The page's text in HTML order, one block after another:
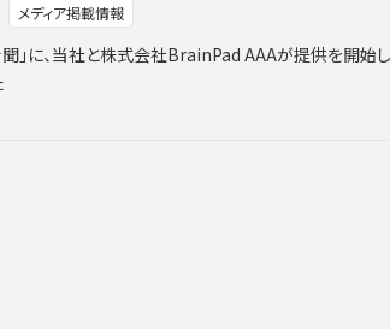
メディア掲載情報
聞」に、当社と株式会社BrainPad AAAが提供を開